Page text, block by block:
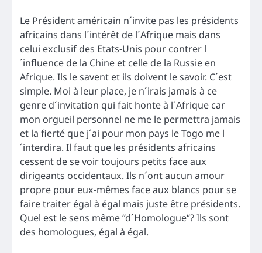
Le Président américain n´invite pas les présidents
africains dans l´intérêt de l´Afrique mais dans
celui exclusif des Etats-Unis pour contrer l
´influence de la Chine et celle de la Russie en
Afrique. Ils le savent et ils doivent le savoir. C´est
simple. Moi à leur place, je n´irais jamais à ce
genre d´invitation qui fait honte à l´Afrique car
mon orgueil personnel ne me le permettra jamais
et la fierté que j´ai pour mon pays le Togo me l
´interdira. Il faut que les présidents africains
cessent de se voir toujours petits face aux
dirigeants occidentaux. Ils n´ont aucun amour
propre pour eux-mêmes face aux blancs pour se
faire traiter égal à égal mais juste être présidents.
Quel est le sens même “d´Homologue“? Ils sont
des homologues, égal à égal.